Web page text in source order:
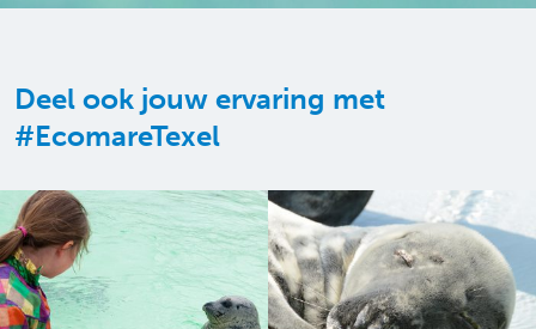
Deel ook jouw ervaring met
#EcomareTexel